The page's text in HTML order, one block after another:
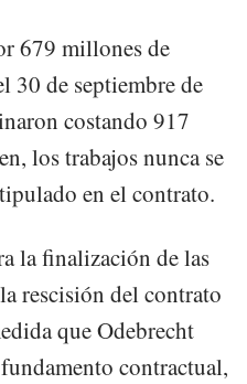
679 millones de
30 de septiembre de
costando 917
los trabajos nunca se
en el contrato.
la finalización de las
rescisión del contrato
que Odebrecht
contractual,